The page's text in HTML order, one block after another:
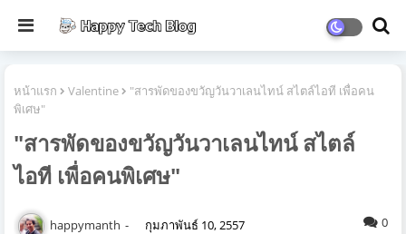
หน้าแรก Valentine
"สารพัดของขวัญวันวาเลนไทน์ สไตล์ไอที เพื่อคน
พิเศษ"
"สารพัดของขวัญวันวาเลนไทน์ สไตล์
ไอที เพื่อคนพิเศษ"
happymanth กุมภาพันธ์ 10, 2557 0